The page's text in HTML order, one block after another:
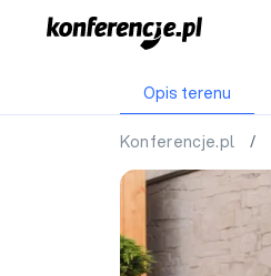
Opis terenu
Konferencje.pl /